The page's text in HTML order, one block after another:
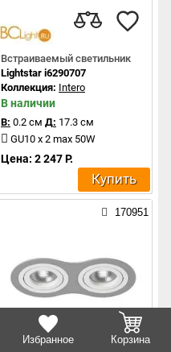
Избранное Корзина
Встраиваемый светильник
Lightstar i6290707
Коллекция: Intero
В наличии
В: 0.2 см Д: 17.3 см
GU10 x 2 max 50W
Цена: 2 247 Р.
Купить
170951